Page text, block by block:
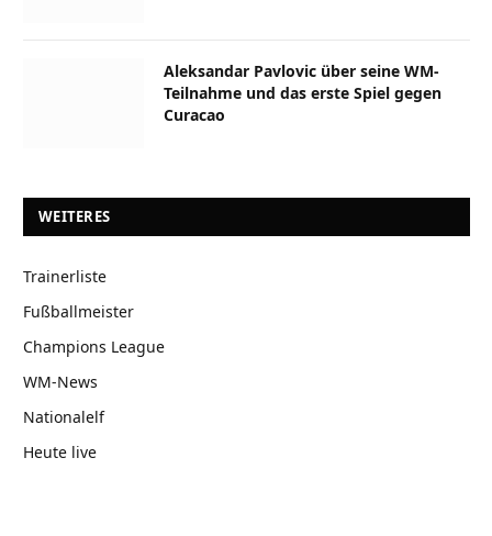
Aleksandar Pavlovic über seine WM-
Teilnahme und das erste Spiel gegen
Curacao
WEITERES
Trainerliste
Fußballmeister
Champions League
WM-News
Nationalelf
Heute live